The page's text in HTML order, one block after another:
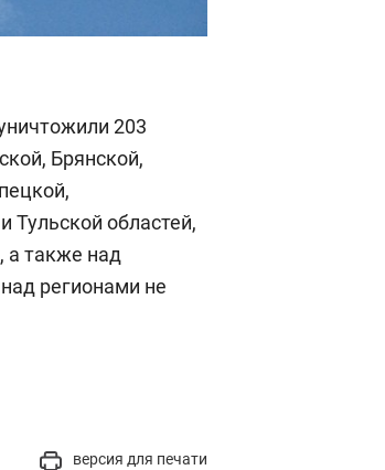
203
Брянской,
Тульской областей,
а также над
регионами не
версия для печати